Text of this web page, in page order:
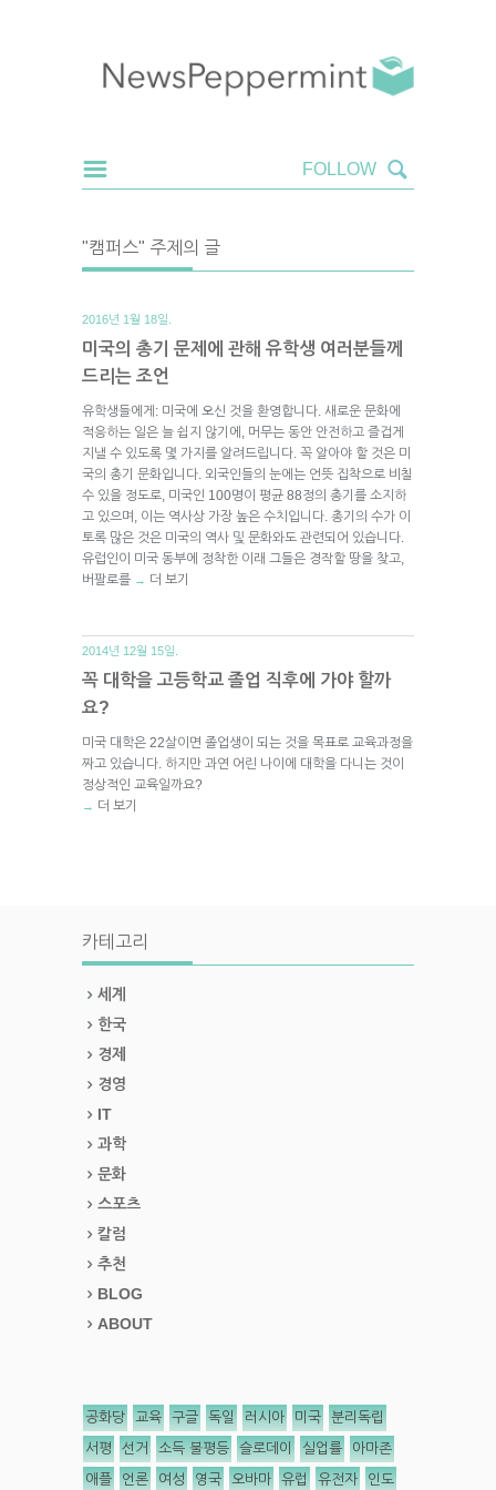
"캠퍼스" 주제의 글
2016년 1월 18일.
미국의 총기 문제에 관해 유학생 여러분들께
드리는 조언
유학생들에게: 미국에 오신 것을 환영합니다. 새로운 문화에
적응하는 일은 늘 쉽지 않기에, 머무는 동안 안전하고 즐겁게
지낼 수 있도록 몇 가지를 알려드립니다. 꼭 알아야 할 것은 미
국의 총기 문화입니다. 외국인들의 눈에는 언뜻 집착으로 비칠
수 있을 정도로, 미국인 100명이 평균 88정의 총기를 소지하
고 있으며, 이는 역사상 가장 높은 수치입니다. 총기의 수가 이
토록 많은 것은 미국의 역사 및 문화와도 관련되어 있습니다.
유럽인이 미국 동부에 정착한 이래 그들은 경작할 땅을 찾고,
버팔로를 → 더 보기
2014년 12월 15일.
꼭 대학을 고등학교 졸업 직후에 가야 할까
요?
미국 대학은 22살이면 졸업생이 되는 것을 목표로 교육과정을
짜고 있습니다. 하지만 과연 어린 나이에 대학을 다니는 것이
정상적인 교육일까요?
→ 더 보기
카테고리
세계
한국
경제
경영
IT
과학
문화
스포츠
칼럼
추천
BLOG
ABOUT
공화당 교육 구글 독일 러시아 미국 분리독립
서평 선거 소득 불평등 슬로데이 실업률 아마존
애플 언론 여성 영국 오바마 유럽 유전자 인도